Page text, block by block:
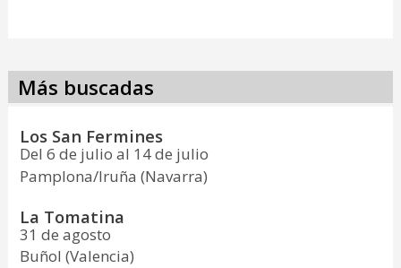
Más buscadas
Los San Fermines
Del 6 de julio al 14 de julio
Pamplona/Iruña (Navarra)
La Tomatina
31 de agosto
Buñol (Valencia)